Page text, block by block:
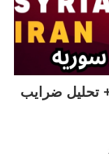
تحلیل ضرایب